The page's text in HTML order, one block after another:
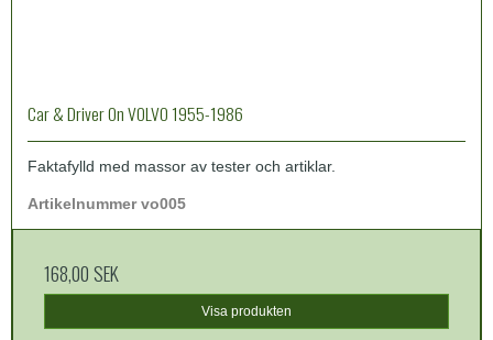
Car & Driver On VOLVO 1955-1986
Faktafylld med massor av tester och artiklar.
Artikelnummer vo005
168,00 SEK
Visa produkten